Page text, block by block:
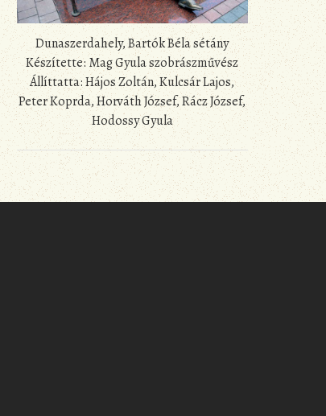
Dunaszerdahely, Bartók Béla sétány
Készítette: Mag Gyula szobrászművész
Állíttatta: Hájos Zoltán, Kulcsár Lajos,
Peter Koprda, Horváth József, Rácz József,
Hodossy Gyula